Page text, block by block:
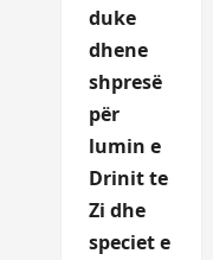
duke
dhene
shpresë
për
lumin e
Drinit te
Zi dhe
speciet e